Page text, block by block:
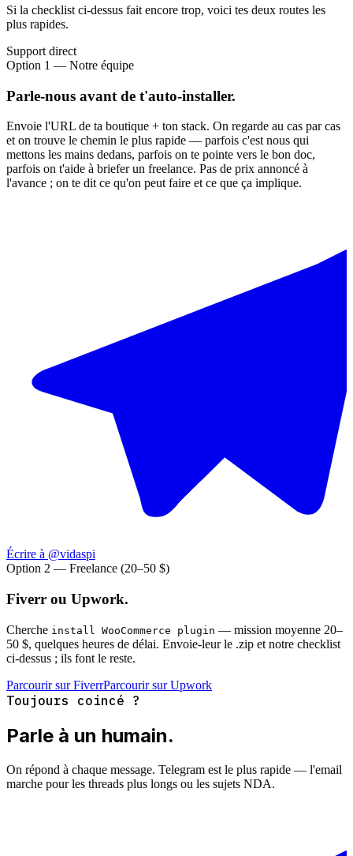
Si la checklist ci-dessus fait encore trop, voici tes deux routes les
plus rapides.
Support direct
Option 1 — Notre équipe
Parle-nous avant de t'auto-installer.
Envoie l'URL de ta boutique + ton stack. On regarde au cas par cas
et on trouve le chemin le plus rapide — parfois c'est nous qui
mettons les mains dedans, parfois on te pointe vers le bon doc,
parfois on t'aide à briefer un freelance. Pas de prix annoncé à
l'avance ; on te dit ce qu'on peut faire et ce que ça implique.
Écrire à @vidaspi
Option 2 — Freelance (20–50 $)
Fiverr ou Upwork.
Cherche install WooCommerce plugin — mission moyenne 20–
50 $, quelques heures de délai. Envoie-leur le .zip et notre checklist
ci-dessus ; ils font le reste.
Parcourir sur FiverrParcourir sur Upwork
Toujours coincé ?
Parle à un humain.
On répond à chaque message. Telegram est le plus rapide — l'email
marche pour les threads plus longs ou les sujets NDA.